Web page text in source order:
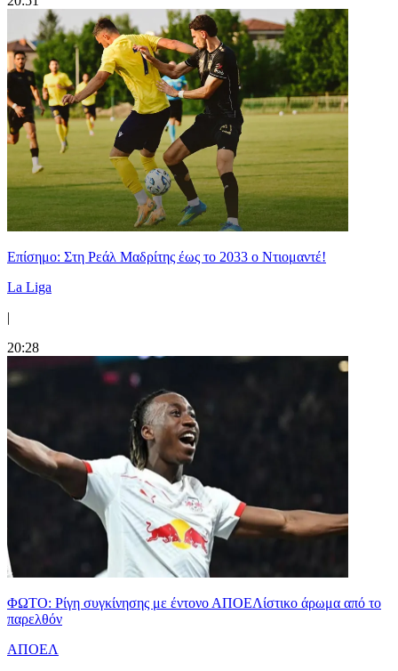
Επίσημο: Στη Ρεάλ Μαδρίτης έως το 2033 ο Ντιομαντέ!
La Liga
|
20:28
ΦΩΤΟ: Ρίγη συγκίνησης με έντονο ΑΠΟΕΛίστικο άρωμα από το
παρελθόν
ΑΠΟΕΛ